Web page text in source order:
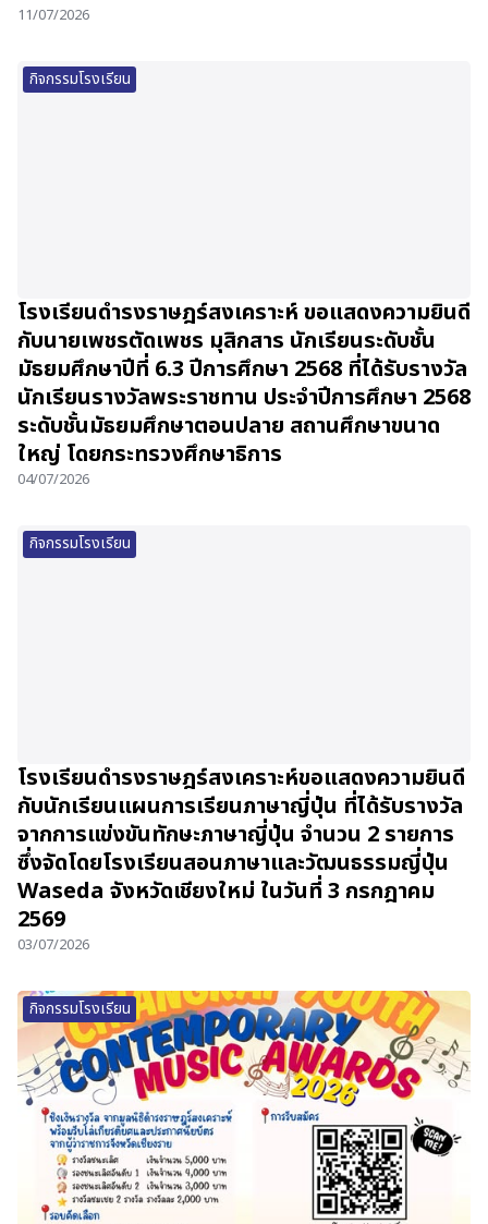
11/07/2026
กิจกรรมโรงเรียน
โรงเรียนดำรงราษฎร์สงเคราะห์ ขอแสดงความยินดี
กับนายเพชรตัดเพชร มุสิกสาร นักเรียนระดับชั้น
มัธยมศึกษาปีที่ 6.3 ปีการศึกษา 2568 ที่ได้รับรางวัล
นักเรียนรางวัลพระราชทาน ประจำปีการศึกษา 2568
ระดับชั้นมัธยมศึกษาตอนปลาย สถานศึกษาขนาด
ใหญ่ โดยกระทรวงศึกษาธิการ
04/07/2026
กิจกรรมโรงเรียน
โรงเรียนดำรงราษฎร์สงเคราะห์ขอแสดงความยินดี
กับนักเรียนแผนการเรียนภาษาญี่ปุ่น ที่ได้รับรางวัล
จากการแข่งขันทักษะภาษาญี่ปุ่น จำนวน 2 รายการ
ซึ่งจัดโดยโรงเรียนสอนภาษาและวัฒนธรรมญี่ปุ่น
Waseda จังหวัดเชียงใหม่ ในวันที่ 3 กรกฎาคม
2569
03/07/2026
กิจกรรมโรงเรียน